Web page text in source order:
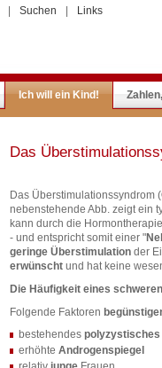
Das
Das Überstimulationssyndrom (
nebenstehende Abb. zeigt ein
kann durch die
- und entspricht somit einer "
geringe Überstimulation der
erwünscht und hat keine
Die Häufigkeit eines
Folgende Faktoren
bestehendes
erhöhte Androgenspiegel
Ich will ein Kind!
Suchen Links